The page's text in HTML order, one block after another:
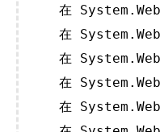
在
在
在
在
在